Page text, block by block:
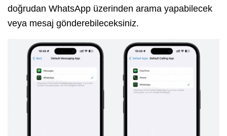
doğrudan WhatsApp üzerinden arama yapabilecek
veya mesaj gönderebileceksiniz.